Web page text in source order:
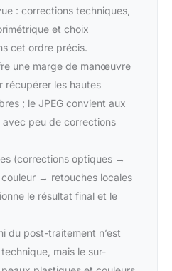
: corrections techniques,
et choix
cet ordre précis.
une marge de manœuvre
récupérer les hautes
; le JPEG convient aux
peu de corrections
(corrections optiques →
→ retouches locales
le résultat final et le
du post-traitement n’est
mais le sur-